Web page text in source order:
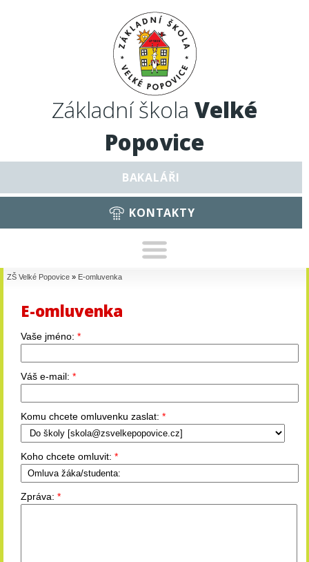
Základní škola Velké
Popovice
BAKALÁŘI
KONTAKTY
ZŠ Velké Popovice » E-omluvenka
E-omluvenka
Vaše jméno: *
Váš e-mail: *
Komu chcete omluvenku zaslat: *
Koho chcete omluvit: *
Zpráva: *